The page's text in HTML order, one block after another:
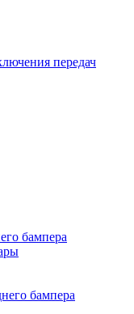
передач
бампера
бампера